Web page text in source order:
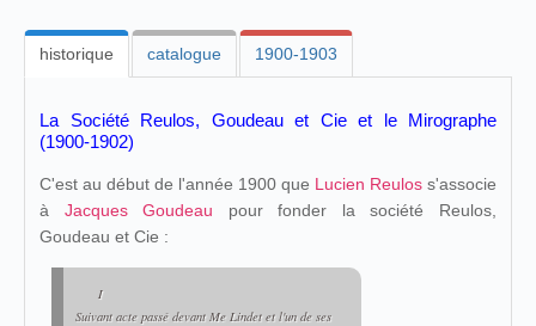
historique catalogue 1900-1903
La Société Reulos, Goudeau et Cie et le Mirographe
(1900-1902)
C'est au début de l'année 1900 que Lucien Reulos s'associe
à Jacques Goudeau pour fonder la société Reulos,
Goudeau et Cie :
I
Suivant acte passé devant Me Lindet et l'un de ses